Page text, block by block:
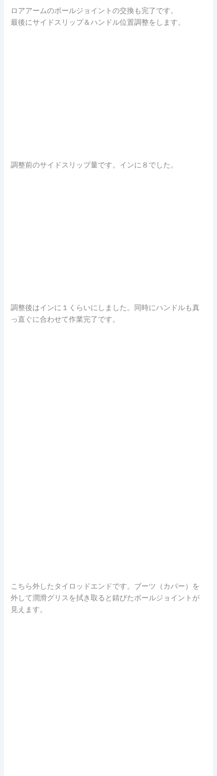
ロアアームのボールジョイントの交換も完了です。
最後にサイドスリップ＆ハンドル位置調整をします。
調整前のサイドスリップ量です。インに８でした。
調整後はインに１くらいにしました。同時にハンドルも真
っ直ぐに合わせて作業完了です。
こちら外したタイロッドエンドです。ブーツ（カバー）を
外して潤滑グリスを拭き取ると錆びたボールジョイントが
見えます。